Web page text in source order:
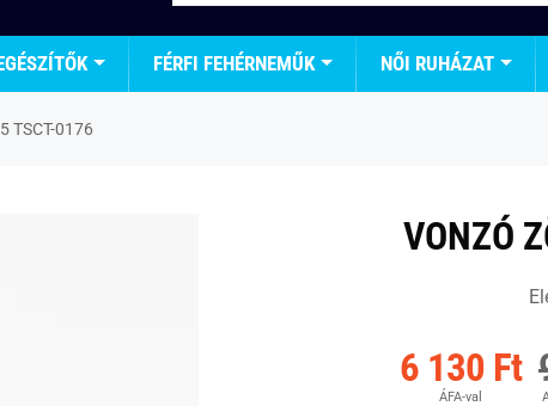
FÉRFI FEHÉRNEMŰK NŐI RUHÁZAT
TSCT-0176
VONZÓ
6 130 Ft
ÁFA-val